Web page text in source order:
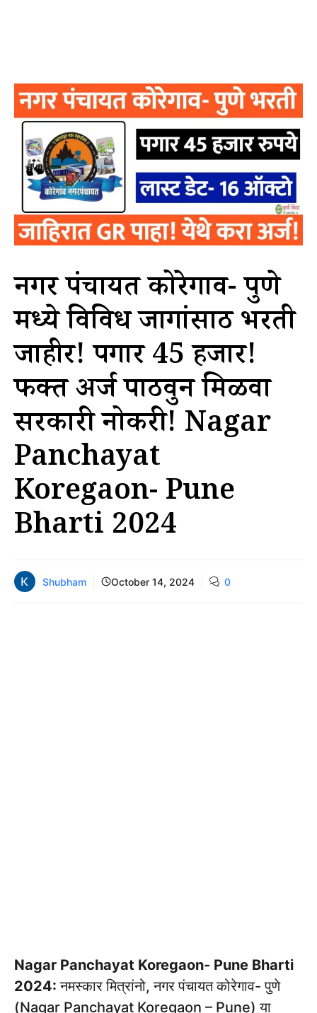
नगर पंचायत कोरेगाव- पुणे
मध्ये विविध जागांसाठी भरती
जाहीर! पगार 45 हजार!
फक्त अर्ज पाठवुन मिळवा
सरकारी नोकरी! Nagar
Panchayat
Koregaon- Pune
Bharti 2024
Shubham October 14, 2024 0
Nagar Panchayat Koregaon- Pune Bharti
2024: नमस्कार मित्रांनो, नगर पंचायत कोरेगाव- पुणे
(Nagar Panchayat Koregaon – Pune) या